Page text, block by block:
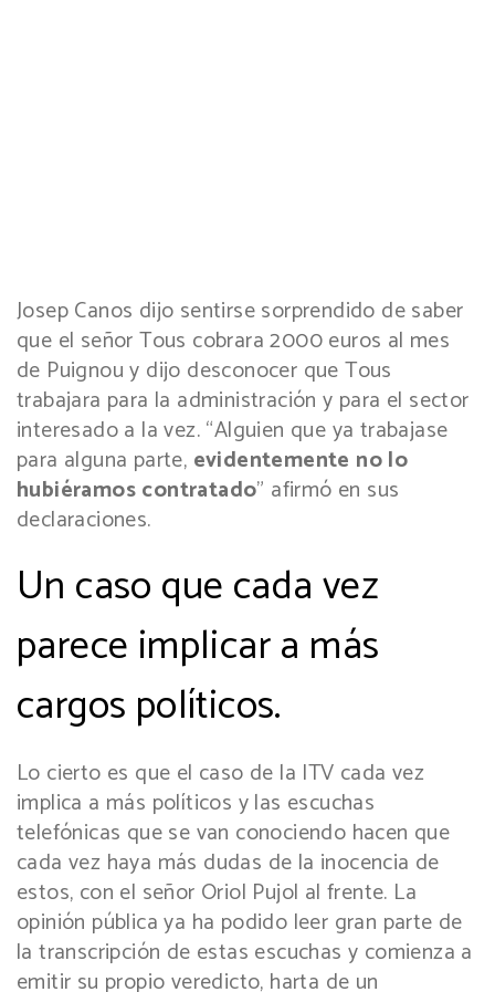
Josep Canos dijo sentirse sorprendido de saber
que el señor Tous cobrara 2000 euros al mes
de Puignou y dijo desconocer que Tous
trabajara para la administración y para el sector
interesado a la vez. “Alguien que ya trabajase
para alguna parte, evidentemente no lo
hubiéramos contratado” afirmó en sus
declaraciones.
Un caso que cada vez
parece implicar a más
cargos políticos.
Lo cierto es que el caso de la ITV cada vez
implica a más políticos y las escuchas
telefónicas que se van conociendo hacen que
cada vez haya más dudas de la inocencia de
estos, con el señor Oriol Pujol al frente. La
opinión pública ya ha podido leer gran parte de
la transcripción de estas escuchas y comienza a
emitir su propio veredicto, harta de un